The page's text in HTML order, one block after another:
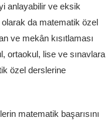
anlayabilir ve eksik
olarak da matematik özel
ve mekân kısıtlaması
ortaokul, lise ve sınavlara
özel derslerine
matematik başarısını